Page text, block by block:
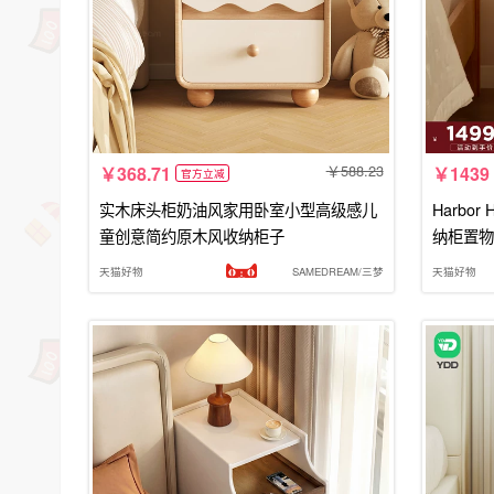
368.71 官方立减 588.23
实木床头柜奶油风家用卧室小型高级感儿
童创意简约原木风收纳柜子
天猫好物 SAMEDREAM/三梦
1439
Harbor
纳柜置
天猫好物